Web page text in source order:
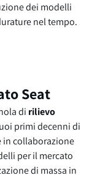
dei modelli
nel tempo.
Seat
di rilievo
primi decenni di
in collaborazione
per il mercato
di massa in